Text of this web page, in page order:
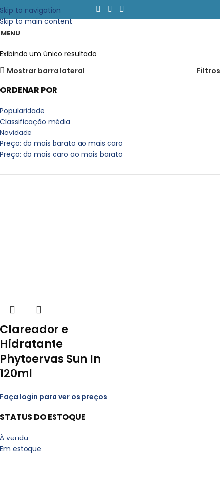
Skip to navigation
Skip to main content
MENU
STATUS DO ESTOQUE
À venda
Em estoque
Exibindo um único resultado
Mostrar barra lateral
Filtros
ORDENAR POR
Popularidade
Classificação média
Novidade
Preço: do mais barato ao mais caro
Preço: do mais caro ao mais barato
Clareador e
Hidratante
Phytoervas Sun In
120ml
Faça login para ver os preços